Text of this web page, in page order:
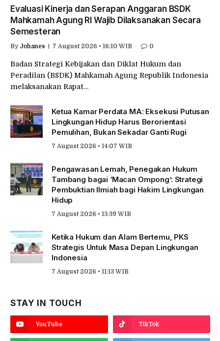
Evaluasi Kinerja dan Serapan Anggaran BSDK
Mahkamah Agung RI Wajib Dilaksanakan Secara
Semesteran
By Johanes 7 August 2026 • 16:10 WIB 0
Badan Strategi Kebijakan dan Diklat Hukum dan
Peradilan (BSDK) Mahkamah Agung Republik Indonesia
melaksanakan Rapat…
Ketua Kamar Perdata MA: Eksekusi Putusan
Lingkungan Hidup Harus Berorientasi
Pemulihan, Bukan Sekadar Ganti Rugi
7 August 2026 • 14:07 WIB
Pengawasan Lemah, Penegakan Hukum
Tambang bagai ‘Macan Ompong’: Strategi
Pembuktian Ilmiah bagi Hakim Lingkungan
Hidup
7 August 2026 • 13:39 WIB
Ketika Hukum dan Alam Bertemu, PKS
Strategis Untuk Masa Depan Lingkungan
Indonesia
7 August 2026 • 11:13 WIB
STAY IN TOUCH
YouTube TikTok